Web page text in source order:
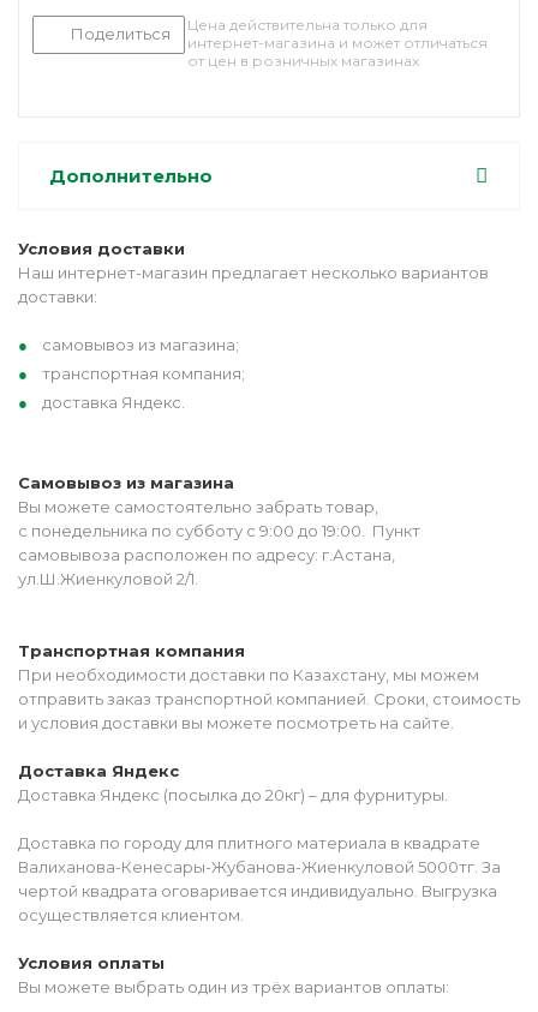
Поделиться
Цена действительна только для
интернет-магазина и может отличаться
от цен в розничных магазинах
Дополнительно
Условия доставки
Наш интернет-магазин предлагает несколько вариантов
доставки:
самовывоз из магазина;
транспортная компания;
доставка Яндекс.
Самовывоз из магазина
Вы можете самостоятельно забрать товар,
с понедельника по субботу с 9:00 до 19:00. Пункт
самовывоза расположен по адресу: г.Астана,
ул.Ш.Жиенкуловой 2/1.
Транспортная компания
При необходимости доставки по Казахстану, мы можем
отправить заказ транспортной компанией. Сроки, стоимость
и условия доставки вы можете посмотреть на сайте.
Доставка Яндекс
Доставка Яндекс (посылка до 20кг) – для фурнитуры.
Доставка по городу для плитного материала в квадрате
Валиханова-Кенесары-Жубанова-Жиенкуловой 5000тг. За
чертой квадрата оговаривается индивидуально. Выгрузка
осуществляется клиентом.
Условия оплаты
Вы можете выбрать один из трёх вариантов оплаты: